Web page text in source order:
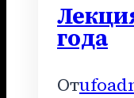
года
От